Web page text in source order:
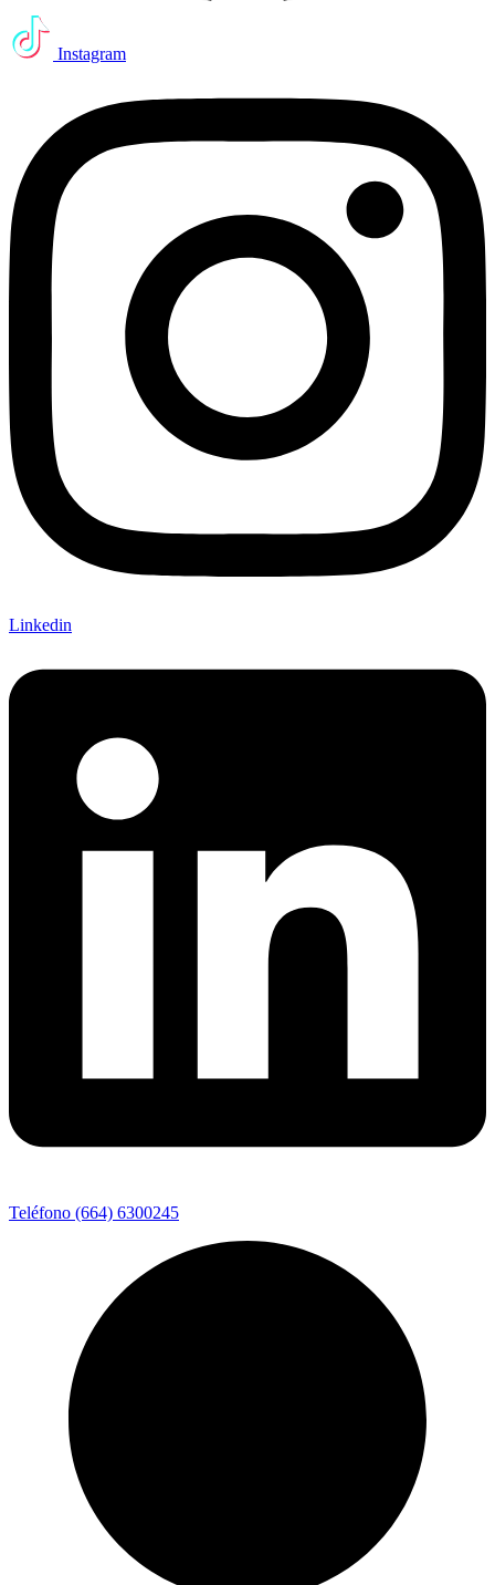
Instagram
Linkedin
Teléfono (664) 6300245